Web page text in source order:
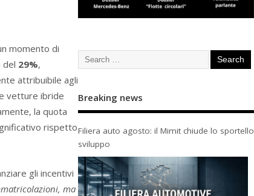
momento di
del 29%,
attribuibile agli
vetture ibride
la quota
rispetto
gli incentivi
ma
Breaking news
Filiera auto agosto: il Mimit chiude lo sportello
sviluppo